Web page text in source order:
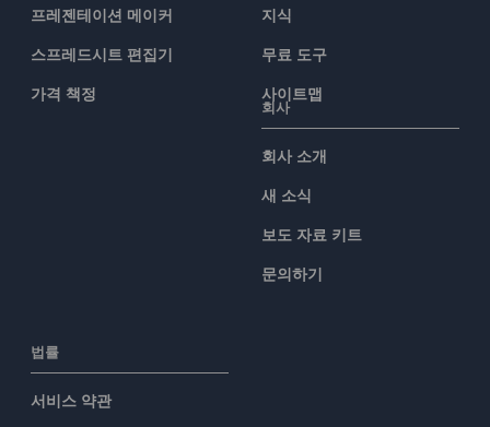
프레젠테이션 메이커
스프레드시트 편집기
가격 책정
지식
무료 도구
사이트맵
회사
회사 소개
새 소식
보도 자료 키트
문의하기
법률
서비스 약관